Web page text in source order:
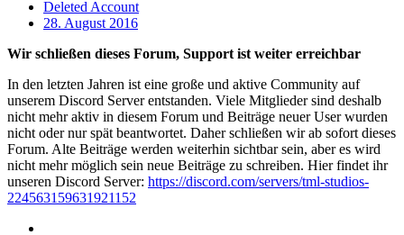
Deleted Account
28. August 2016
Wir schließen dieses Forum, Support ist weiter erreichbar
In den letzten Jahren ist eine große und aktive Community auf
unserem Discord Server entstanden. Viele Mitglieder sind deshalb
nicht mehr aktiv in diesem Forum und Beiträge neuer User wurden
nicht oder nur spät beantwortet. Daher schließen wir ab sofort dieses
Forum. Alte Beiträge werden weiterhin sichtbar sein, aber es wird
nicht mehr möglich sein neue Beiträge zu schreiben. Hier findet ihr
unseren Discord Server: https://discord.com/servers/tml-studios-
224563159631921152